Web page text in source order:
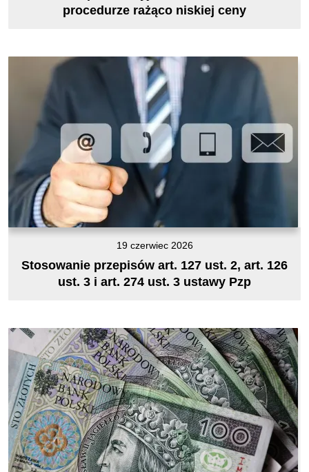
procedurze rażąco niskiej ceny
19 czerwiec 2026
Stosowanie przepisów art. 127 ust. 2, art. 126
ust. 3 i art. 274 ust. 3 ustawy Pzp